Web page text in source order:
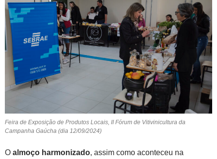
Feira de Exposição de Produtos Locais, II Fórum de Vitivinicultura da
Campanha Gaúcha (dia 12/09/2024)
O almoço harmonizado, assim como aconteceu na